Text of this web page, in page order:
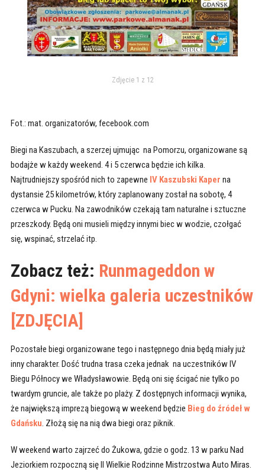
Zdjęcie 1 z 12
Fot.: mat. organizatorów, fecebook.com
Biegi na Kaszubach, a szerzej ujmując na Pomorzu, organizowane są
bodajże w każdy weekend. 4 i 5 czerwca będzie ich kilka.
Najtrudniejszy spośród nich to zapewne IV Kaszubski Kaper na
dystansie 25 kilometrów, który zaplanowany został na sobotę, 4
czerwca w Pucku. Na zawodników czekają tam naturalne i sztuczne
przeszkody. Będą oni musieli między innymi biec w wodzie, czołgać
się, wspinać, strzelać itp.
Zobacz też: Runmageddon w
Gdyni: wielka galeria uczestników
[ZDJĘCIA]
Pozostałe biegi organizowane tego i następnego dnia będą miały już
inny charakter. Dość trudna trasa czeka jednak na uczestników IV
Biegu Północy we Władysławowie. Będą oni się ścigać nie tylko po
twardym gruncie, ale także po plaży. Z dostępnych informacji wynika,
że największą imprezą biegową w weekend będzie Bieg do źródeł w
Gdańsku. Złożą się na nią dwa biegi oraz piknik.
W weekend warto zajrzeć do Żukowa, gdzie o godz. 13 w parku Nad
Jeziorkiem rozpoczną się II Wielkie Rodzinne Mistrzostwa Auto Miras.